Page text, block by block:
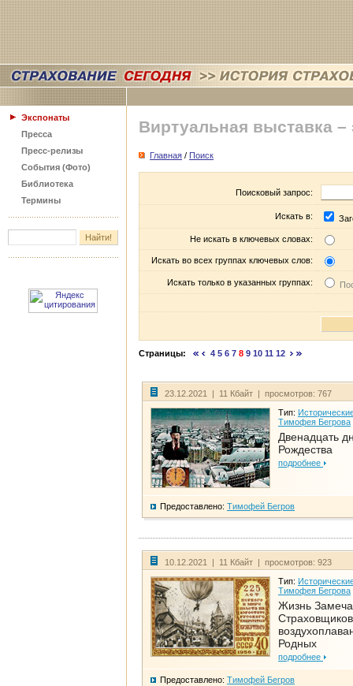
Экспонаты
Пресса
Пресс-релизы
События (Фото)
Библиотека
Термины
Виртуальная выставка –
Главная / Поиск
Поисковый запрос:
Искать в:
Не искать в ключевых словах:
Искать во всех группах ключевых слов:
Искать только в указанных группах:
Страницы: 4 5 6 7 8 9 10 11 12
23.12.2021 | 11 Кбайт | просмотров: 767
Тип:
Тимофея Бегрова
Двенадцать
Рождества
подробнее
Предоставлено: Тимофей Бегров
10.12.2021 | 11 Кбайт | просмотров: 923
Тип:
Тимофея Бегрова
Жизнь
Родных
подробнее
Предоставлено: Тимофей Бегров